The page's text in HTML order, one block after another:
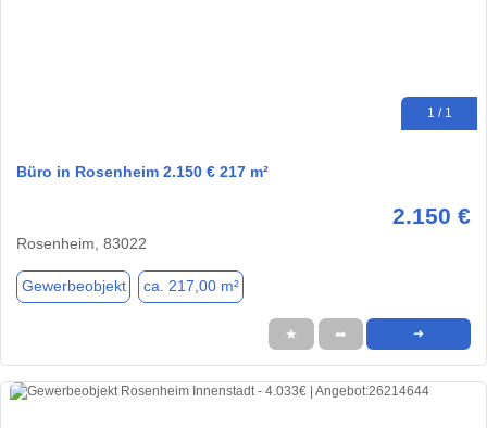
1 / 1
Büro in Rosenheim 2.150 € 217 m²
2.150 €
Rosenheim, 83022
Gewerbeobjekt ca. 217,00 m²
★ ➦ ➜